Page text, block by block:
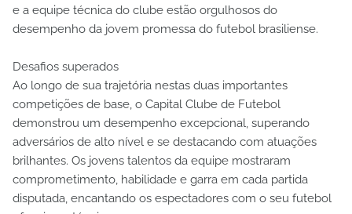
e a equipe técnica do clube estão orgulhosos do
desempenho da jovem promessa do futebol brasiliense.
Desafios superados
Ao longo de sua trajetória nestas duas importantes
competições de base, o Capital Clube de Futebol
demonstrou um desempenho excepcional, superando
adversários de alto nível e se destacando com atuações
brilhantes. Os jovens talentos da equipe mostraram
comprometimento, habilidade e garra em cada partida
disputada, encantando os espectadores com o seu futebol